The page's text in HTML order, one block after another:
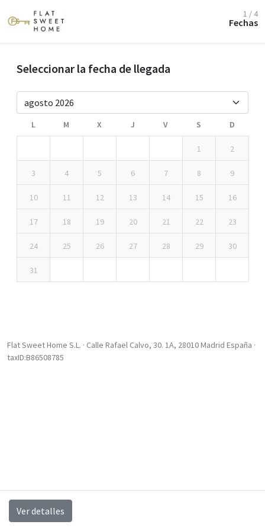
1 / 4
Fechas
Seleccionar la fecha de llegada
L M X J V S D
1 2
3 4 5 6 7 8 9
10 11 12 13 14 15 16
17 18 19 20 21 22 23
24 25 26 27 28 29 30
31
Ver detalles
Flat Sweet Home S.L. · Calle Rafael Calvo, 30. 1A, 28010 Madrid España ·
taxID:B86508785